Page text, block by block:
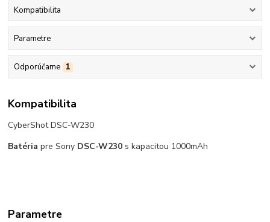
Kompatibilita
Parametre
Odporúčame 1
Kompatibilita
CyberShot DSC-W230
Batéria pre Sony DSC-W230 s kapacitou 1000mAh
Parametre